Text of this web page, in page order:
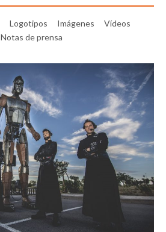
Logotipos Imágenes
Vídeos
Notas de prensa